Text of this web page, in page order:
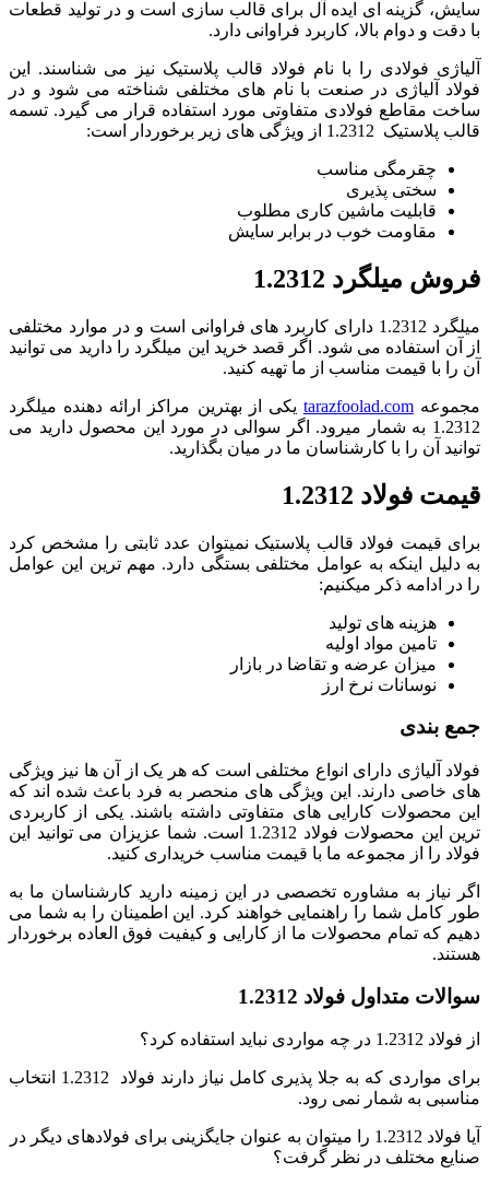
سایش، گزینه‌ ای ایده‌ آل برای قالب‌ سازی است و در تولید قطعات
با دقت و دوام بالا، کاربرد فراوانی دارد.
آلیاژی فولادی را با نام فولاد قالب پلاستیک نیز می شناسند. این
فولاد آلیاژی در صنعت با نام های مختلفی شناخته می شود و در
ساخت مقاطع فولادی متفاوتی مورد استفاده قرار می گیرد. تسمه
قالب پلاستیک 1.2312 از ویژگی های زیر برخوردار است:
چقرمگی مناسب
سختی پذیری
قابلیت ماشین کاری مطلوب
مقاومت خوب در برابر سایش
فروش میلگرد 1.2312
میلگرد 1.2312 دارای کاربرد های فراوانی است و در موارد مختلفی
از آن استفاده می شود. اگر قصد خرید این میلگرد را دارید می توانید
آن را با قیمت مناسب از ما تهیه کنید.
مجموعهtarazfoolad.com یکی از بهترین مراکز ارائه دهنده میلگرد
1.2312 به شمار میرود. اگر سوالی در مورد این محصول دارید می
توانید آن را با کارشناسان ما در میان بگذارید.
قیمت فولاد 1.2312
برای قیمت فولاد قالب پلاستیک نمیتوان عدد ثابتی را مشخص کرد
به دلیل اینکه به عوامل مختلفی بستگی دارد. مهم ترین این عوامل
را در ادامه ذکر میکنیم:
هزینه های تولید
تامین مواد اولیه
میزان عرضه و تقاضا در بازار
نوسانات نرخ ارز
جمع بندی
فولاد آلیاژی دارای انواع مختلفی است که هر یک از آن ها نیز ویژگی
های خاصی دارند. این ویژگی های منحصر به فرد باعث شده اند که
این محصولات کارایی های متفاوتی داشته باشند. یکی از کاربردی
ترین این محصولات فولاد 1.2312 است. شما عزیزان می توانید این
فولاد را از مجموعه ما با قیمت مناسب خریداری کنید.
اگر نیاز به مشاوره تخصصی در این زمینه دارید کارشناسان ما به
طور کامل شما را راهنمایی خواهند کرد. این اطمینان را به شما می
دهیم که تمام محصولات ما از کارایی و کیفیت فوق العاده برخوردار
هستند.
سوالات متداول فولاد 1.2312
از فولاد 1.2312 در چه مواردی نباید استفاده کرد؟
برای مواردی که به جلا پذیری کامل نیاز دارند فولاد 1.2312 انتخاب
مناسبی به شمار نمی رود.
آیا فولاد 1.2312 را میتوان به عنوان جایگزینی برای فولادهای دیگر در
صنایع مختلف در نظر گرفت؟